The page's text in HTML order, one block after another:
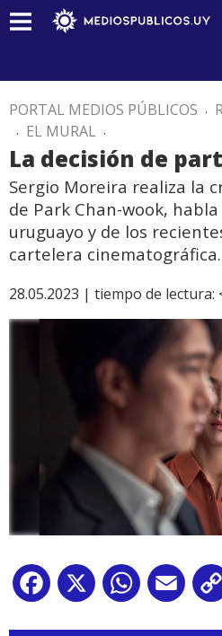
PORTAL MEDIOS PÚBLICOS .
. EL MURAL .
La decisión de
Sergio Moreira realiza la
de Park Chan-wook,
uruguayo y de los
cartelera cinematográfica.
28.05.2023 | tiempo de lectura:
Facebook
X WhatsApp
Email
Reproductor